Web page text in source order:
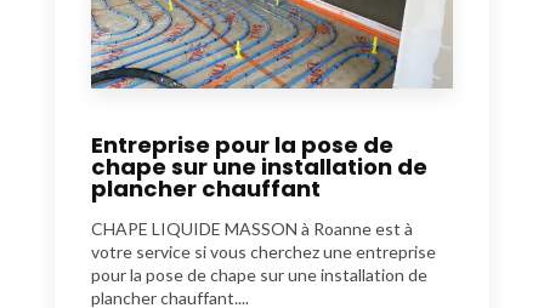
Entreprise pour la pose de
chape sur une installation de
plancher chauffant
CHAPE LIQUIDE MASSON à Roanne est à
votre service si vous cherchez une entreprise
pour la pose de chape sur une installation de
plancher chauffant....